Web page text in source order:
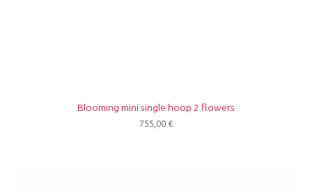
Blooming mini single hoop 2 flowers
755,00 €